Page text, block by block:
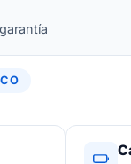
garantía